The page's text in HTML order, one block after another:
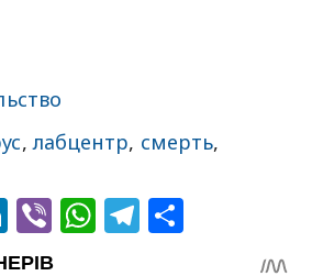
,лабцентр, смерть,
LinkedIn
ViberWhatsApp
Telegram